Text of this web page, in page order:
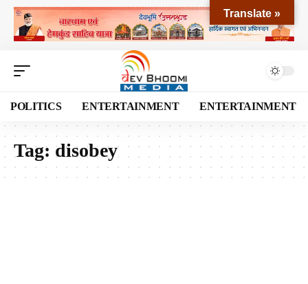
POLITICS ENTERTAINMENT ENTERTAINMENT
Tag: disobey
Translate »